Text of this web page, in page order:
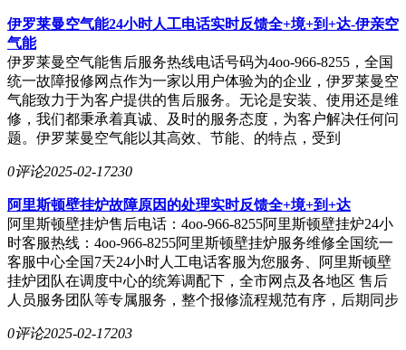
伊罗莱曼空气能24小时人工电话实时反馈全+境+到+达-伊亲空
气能
伊罗莱曼空气能售后服务热线电话号码为4oo-966-8255，全国
统一故障报修网点作为一家以用户体验为的企业，伊罗莱曼空
气能致力于为客户提供的售后服务。无论是安装、使用还是维
修，我们都秉承着真诚、及时的服务态度，为客户解决任何问
题。伊罗莱曼空气能以其高效、节能、的特点，受到
0评论2025-02-17230
阿里斯顿壁挂炉故障原因的处理实时反馈全+境+到+达
阿里斯顿壁挂炉售后电话：4oo-966-8255阿里斯顿壁挂炉24小
时客服热线：4oo-966-8255阿里斯顿壁挂炉服务维修全国统一
客服中心全国7天24小时人工电话客服为您服务、阿里斯顿壁
挂炉团队在调度中心的统筹调配下，全市网点及各地区 售后
人员服务团队等专属服务，整个报修流程规范有序，后期同步
0评论2025-02-17203